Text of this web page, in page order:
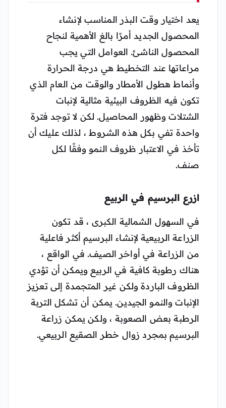
يعد اختيار وقت البذر المناسب لإنشاء
المحصول الجديد أمرًا بالغ الأهمية لنجاح
المحصول الناشئ. العوامل التي يجب
مراعاتها عند التخطيط هي درجة الحرارة
وأنماط هطول الأمطار والوقت من العام الذي
تكون فيه الظروف البيئية مثالية لإنبات
الشتلات وظهور المحاصيل. لكن لا توجد فترة
واحدة تفي بكل هذه الشروط ، لذلك عليك أن
تأخذ في الاعتبار ظروف النمو وفقًا لكل
صنف.
ازرع البرسيم في الربيع
في السهول الشمالية الكبرى ، قد تكون
الزراعة الربيعية لإنشاء البرسيم أكثر فاعلية
من الزراعة في أواخر الصيف. في الواقع ،
هناك رطوبة كافية في الربيع ويمكن أن تؤدي
الظروف الباردة ولكن غير المتجمدة إلى تعزيز
الإنبات والنمو الجيدين. يمكن أن تشكل التربة
الرطبة بعض الصعوبة ، ولكن يمكن زراعة
البرسيم بمجرد زوال خطر الصقيع الربيعي.